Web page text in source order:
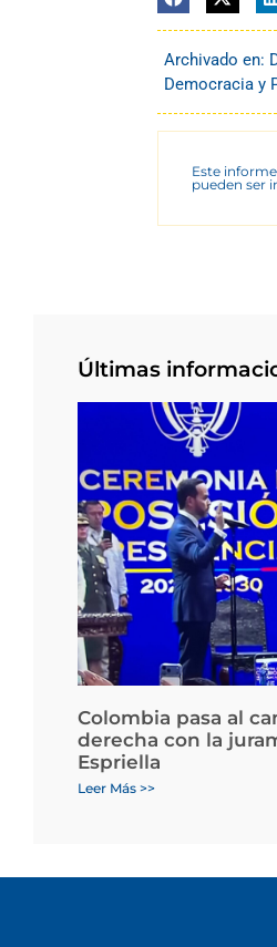
Archivado en:
Democracia y
Este
pueden ser
Últimas
Colombia pasa al
derecha con la
Espriella
Leer Más >>